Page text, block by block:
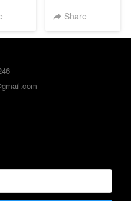
Share